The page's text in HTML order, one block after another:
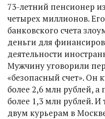
73-летний пенсионер
четырех миллионов.
банковского счета
деньги для
деятельности
Мужчину уговорили
«безопасный счет». Он
более 2,6 млн рублей,
более 1,3 млн рублей.
двум курьерам в